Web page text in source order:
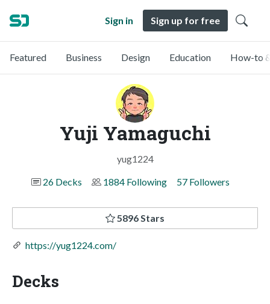
Sign in Sign up for free
Featured Business Design Education How-to
Yuji Yamaguchi
yug1224
26 Decks
1884 Following 57 Followers
5896 Stars
https://yug1224.com/
Decks